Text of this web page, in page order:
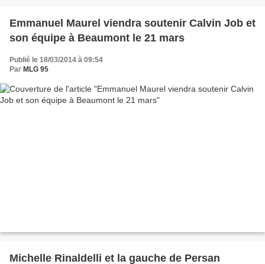
Emmanuel Maurel viendra soutenir Calvin Job et
son équipe à Beaumont le 21 mars
Publié le 18/03/2014 à 09:54
Par MLG 95
Michelle Rinaldelli et la gauche de Persan